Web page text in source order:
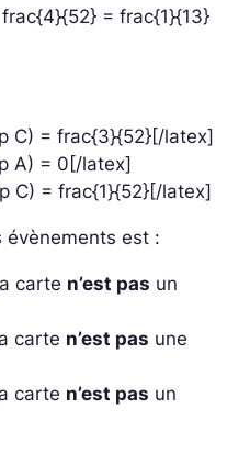
= frac{1}{13}
C) = frac{3}{52}[/latex]
A) = 0[/latex]
C) = frac{1}{52}[/latex]
évènements est :
carte n’est pas un
carte n’est pas une
carte n’est pas un